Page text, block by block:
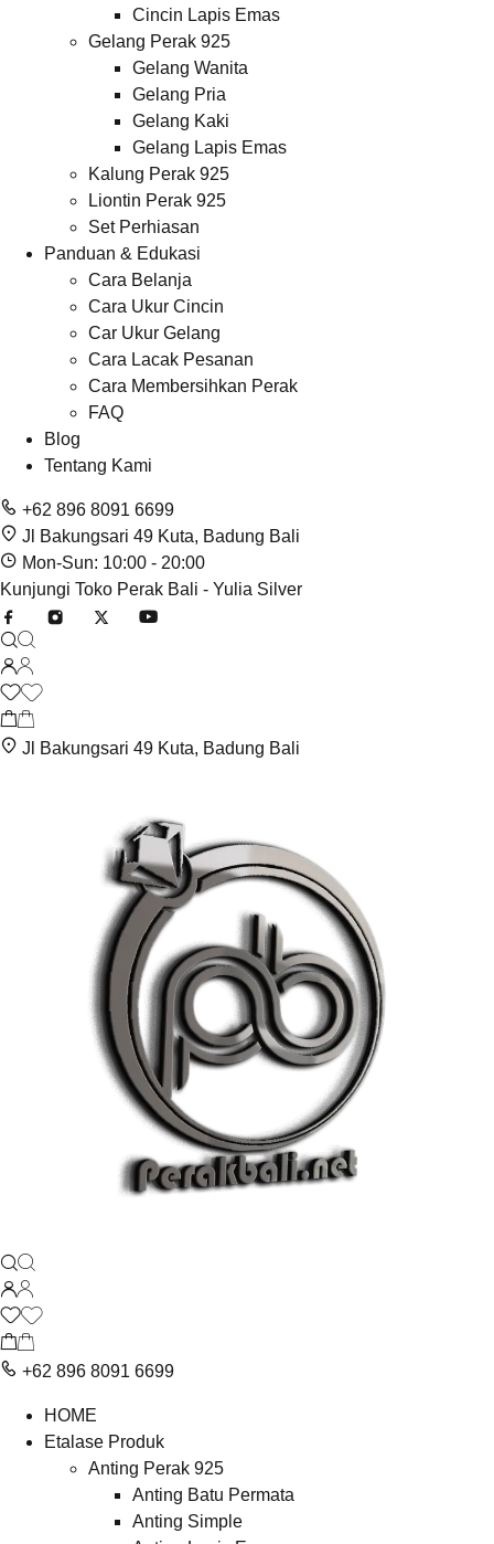
Cincin Lapis Emas
Gelang Perak 925
Gelang Wanita
Gelang Pria
Gelang Kaki
Gelang Lapis Emas
Kalung Perak 925
Liontin Perak 925
Set Perhiasan
Panduan & Edukasi
Cara Belanja
Cara Ukur Cincin
Car Ukur Gelang
Cara Lacak Pesanan
Cara Membersihkan Perak
FAQ
Blog
Tentang Kami
+62 896 8091 6699
Jl Bakungsari 49 Kuta, Badung Bali
Mon-Sun: 10:00 - 20:00
Kunjungi Toko Perak Bali - Yulia Silver
Jl Bakungsari 49 Kuta, Badung Bali
+62 896 8091 6699
HOME
Etalase Produk
Anting Perak 925
Anting Batu Permata
Anting Simple